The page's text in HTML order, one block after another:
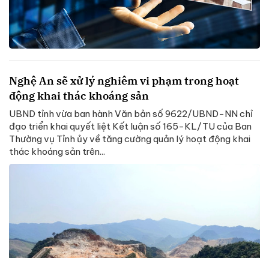
Nghệ An sẽ xử lý nghiêm vi phạm trong hoạt
động khai thác khoáng sản
UBND tỉnh vừa ban hành Văn bản số 9622/UBND-NN chỉ
đạo triển khai quyết liệt Kết luận số 165-KL/TU của Ban
Thường vụ Tỉnh ủy về tăng cường quản lý hoạt động khai
thác khoáng sản trên...